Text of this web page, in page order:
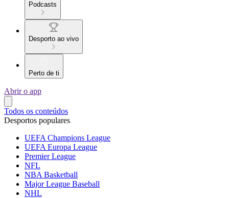
Podcasts
Desporto ao vivo
Perto de ti
Abrir o app
Todos os conteúdos
Desportos populares
UEFA Champions League
UEFA Europa League
Premier League
NFL
NBA Basketball
Major League Baseball
NHL